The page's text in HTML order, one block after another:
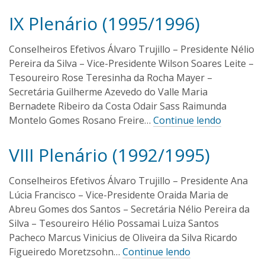
r
a
1
6
0
9
/
2
0
1
6
I
v
a
n
O
i
v
e
r
a
IX Plenário (1995/1996)
Conselheiros Efetivos Álvaro Trujillo – Presidente Nélio
Pereira da Silva – Vice-Presidente Wilson Soares Leite –
Tesoureiro Rose Teresinha da Rocha Mayer –
Secretária Guilherme Azevedo do Valle Maria
Bernadete Ribeiro da Costa Odair Sass Raimunda
Montelo Gomes Rosano Freire… Continue lendo
1
6
0
9
/
2
0
1
6
I
v
a
n
O
l
i
v
e
VIII Plenário (1992/1995)
Conselheiros Efetivos Álvaro Trujillo – Presidente Ana
Lúcia Francisco – Vice-Presidente Oraida Maria de
Abreu Gomes dos Santos – Secretária Nélio Pereira da
Silva – Tesoureiro Hélio Possamai Luiza Santos
Pacheco Marcus Vinicius de Oliveira da Silva Ricardo
Figueiredo Moretzsohn… Continue lendo